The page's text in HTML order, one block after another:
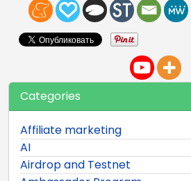
Categories
Affiliate marketing
AI
Airdrop and Testnet